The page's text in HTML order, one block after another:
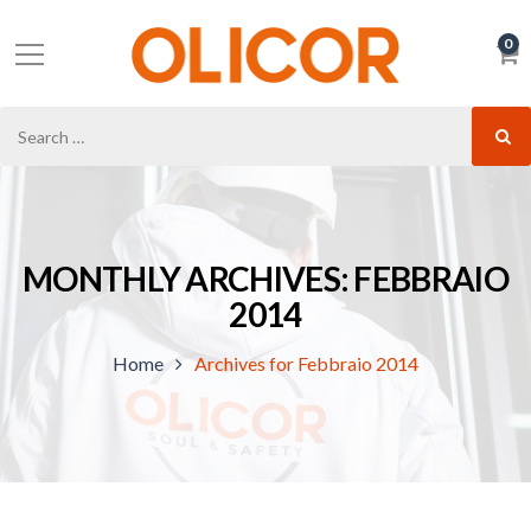
0
MONTHLY ARCHIVES: FEBBRAIO
2014
Home Archives for Febbraio 2014